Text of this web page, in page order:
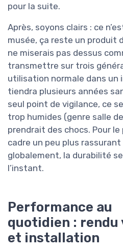
pour la suite.
Après, soyons clairs : ce
musée, ça reste un produit
ne miserais pas dessus
transmettre sur trois
utilisation normale dans un
tiendra plusieurs années
seul point de vigilance, ce
trop humides (genre salle
prendrait des chocs. Pour le
cadre un peu plus rassurant
globalement, la durabilité
l’instant.
Performance au
quotidien : rendu
et installation